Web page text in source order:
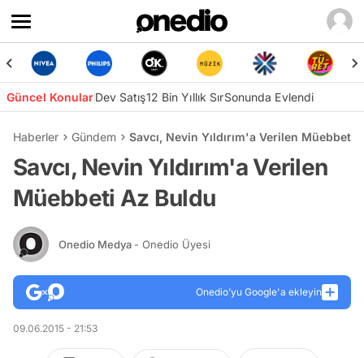
Güncel KonularDev Satış12 Bin Yıllık SırSonunda Evlendi
Haberler Gündem Savcı, Nevin Yıldırım'a Verilen Müebbeti
Savcı, Nevin Yıldırım'a Verilen
Müebbeti Az Buldu
Onedio Medya - Onedio Üyesi
Onedio’yu Google'a ekleyin
09.06.2015 - 21:53